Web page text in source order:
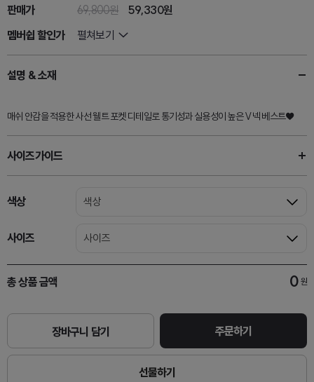
판매가 69,800원 59,330원
멤버쉽 할인가
펼쳐보기
설명 & 소재
매쉬 안감을 적용한 사선 웰트 포켓 디테일로 통기성과 실용성이 높은 V넥 베스트♥
사이즈가이드
색상 색상
사이즈 사이즈
총 상품 금액 0 원
장바구니 담기 주문하기
선물하기